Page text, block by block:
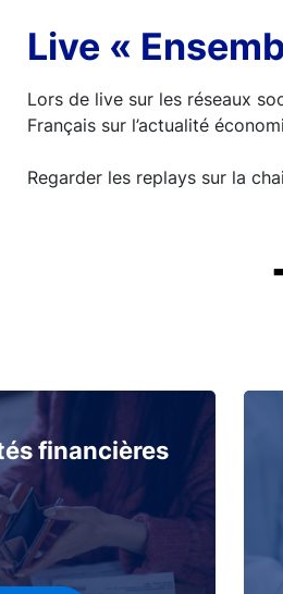
Live «
Lors de live sur les réseaux
Français sur l’actualité
Regarder les replays sur la
financières